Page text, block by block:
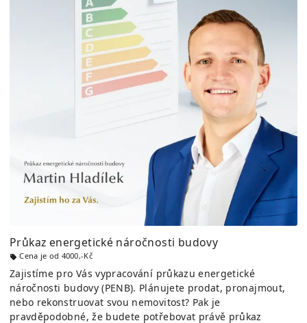
Průkaz energetické náročnosti budovy
Cena je od 4000,-Kč
Zajistíme pro Vás vypracování průkazu energetické
náročnosti budovy (PENB). Plánujete prodat, pronajmout,
nebo rekonstruovat svou nemovitost? Pak je
pravděpodobné, že budete potřebovat právě průkaz